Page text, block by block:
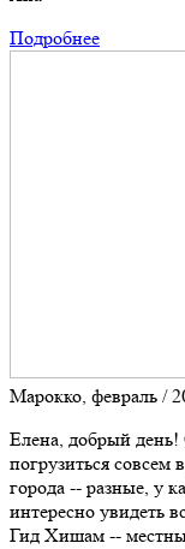
Подробнее
Марокко, февраль /
Елена, добрый
погрузиться совсем
города -- разные, у
интересно увидеть
Гид Хишам --